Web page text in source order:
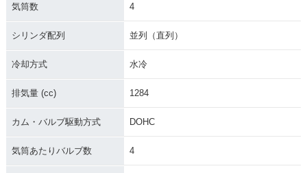
2012年 CB1300 SU
ecial Edition・特
2012年 CB1300 SU
カラーチェンジ
気筒数 4
シリンダ配列 並列（直列）
冷却方式 水冷
排気量 (cc) 1284
カム・バルブ駆動方式 DOHC
気筒あたりバルブ数 4